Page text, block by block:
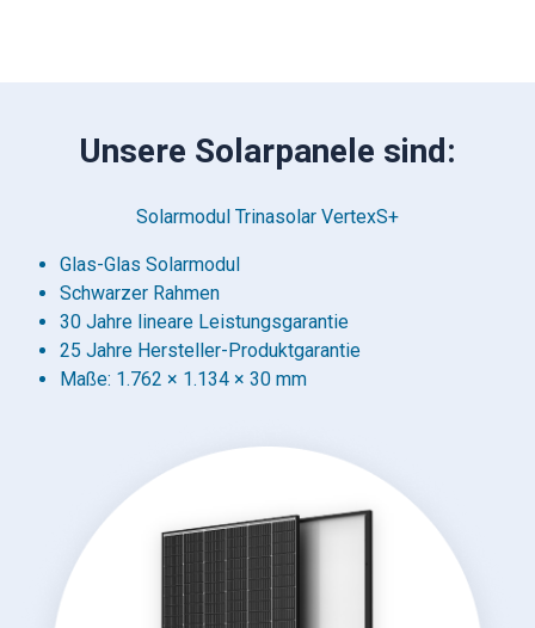
Unsere Solarpanele sind:
Solarmodul Trinasolar VertexS+
Glas-Glas Solarmodul
Schwarzer Rahmen
30 Jahre lineare Leistungsgarantie
25 Jahre Hersteller-Produktgarantie
Maße: 1.762 × 1.134 × 30 mm